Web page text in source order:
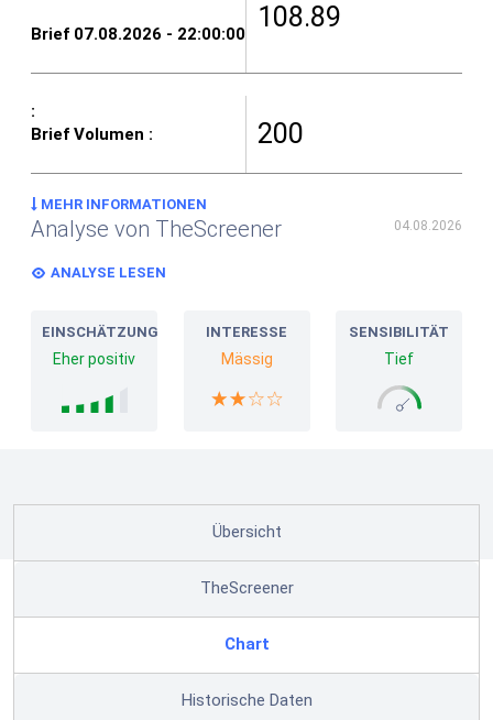
108.89
200
MEHR INFORMATIONEN
Analyse von TheScreener 04.08.2026
ANALYSE LESEN
EINSCHÄTZUNG
Eher positiv
INTERESSE
Mässig
SENSIBILITÄT
Tief
Übersicht
TheScreener
Chart
Historische Daten